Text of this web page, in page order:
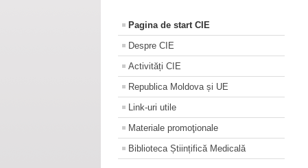
Pagina de start CIE
Despre CIE
Activități CIE
Republica Moldova și UE
Link-uri utile
Materiale promoţionale
Biblioteca Științifică Medicală